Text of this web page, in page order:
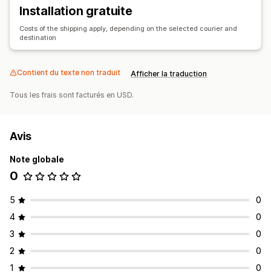
Installation gratuite
Costs of the shipping apply, depending on the selected courier and
destination
Contient du texte non traduit Afficher la traduction
Tous les frais sont facturés en USD.
Avis
Note globale
0
5
0
4
0
3
0
2
0
1
0